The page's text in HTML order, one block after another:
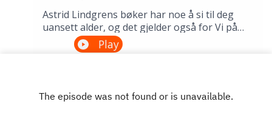
Astrid Lindgrens bøker har noe å si til deg
uansett alder, og det gjelder også for Vi på
Saltkråkan. Dette er den eneste Lindgren-
boken som ble skrevet etter filmatiseringen,
generasjon. Lån den på biblioteket ditt!---
Innspilt på Sandnes bibliotek i april
Play